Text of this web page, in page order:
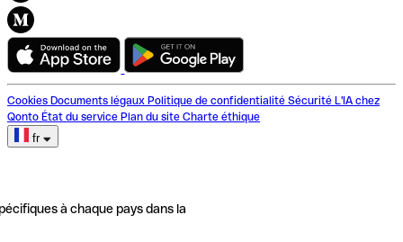
Cookies Documents légaux Politique de confidentialité Sécurité L'IA chez
Qonto État du service Plan du site Charte éthique
fr
à chaque pays dans la